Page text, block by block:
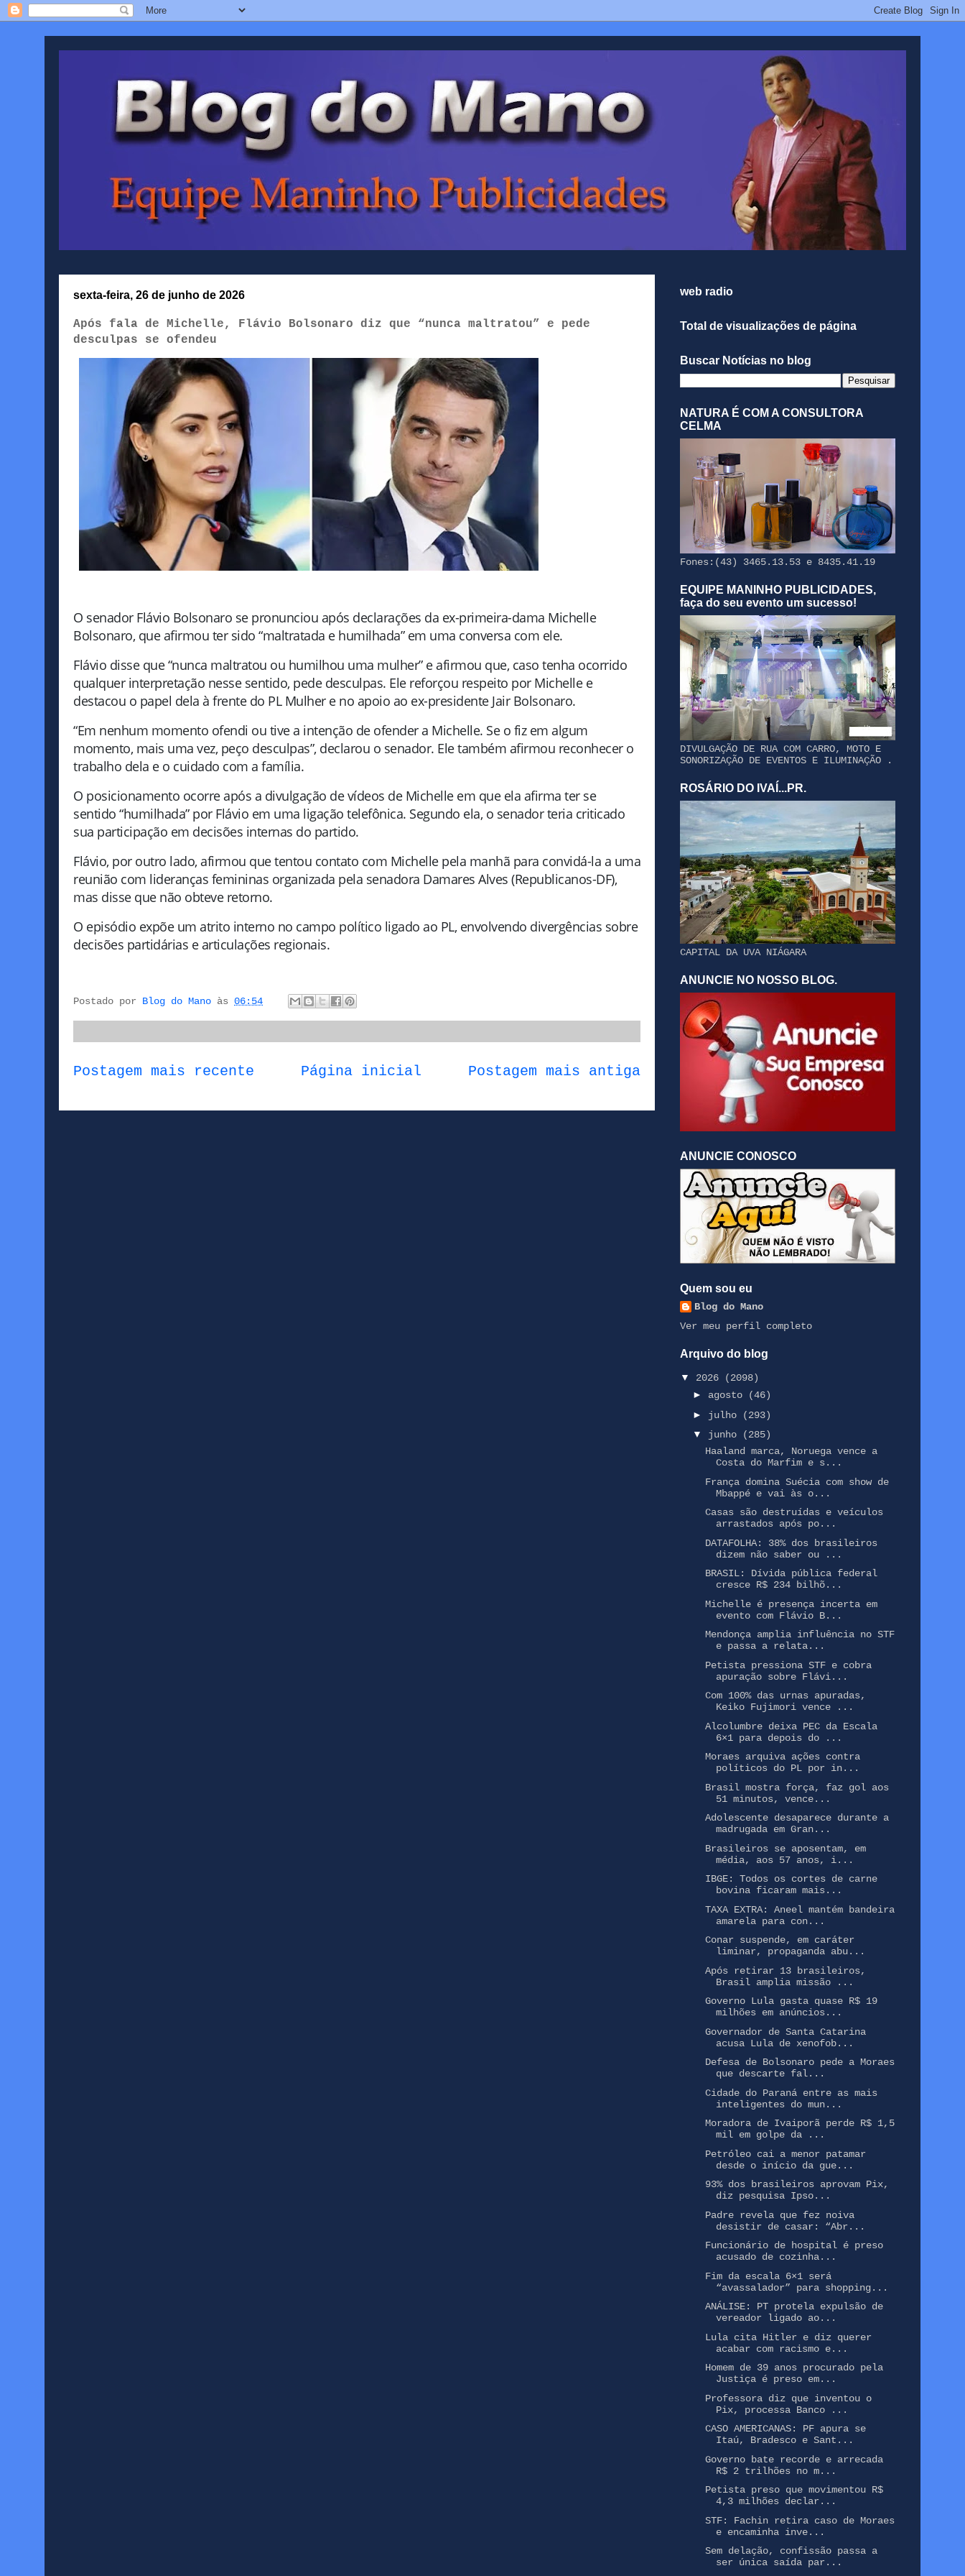
sexta-feira, 26 de junho de 2026
Após fala de Michelle, Flávio Bolsonaro diz que “nunca maltratou” e pede
desculpas se ofendeu
O senador Flávio Bolsonaro se pronunciou após declarações da ex-primeira-dama Michelle
Bolsonaro, que afirmou ter sido “maltratada e humilhada” em uma conversa com ele.
Flávio disse que “nunca maltratou ou humilhou uma mulher” e afirmou que, caso tenha ocorrido
qualquer interpretação nesse sentido, pede desculpas. Ele reforçou respeito por Michelle e
destacou o papel dela à frente do PL Mulher e no apoio ao ex-presidente Jair Bolsonaro.
“Em nenhum momento ofendi ou tive a intenção de ofender a Michelle. Se o fiz em algum
momento, mais uma vez, peço desculpas”, declarou o senador. Ele também afirmou reconhecer o
trabalho dela e o cuidado com a família.
O posicionamento ocorre após a divulgação de vídeos de Michelle em que ela afirma ter se
sentido “humilhada” por Flávio em uma ligação telefônica. Segundo ela, o senador teria criticado
sua participação em decisões internas do partido.
Flávio, por outro lado, afirmou que tentou contato com Michelle pela manhã para convidá-la a uma
reunião com lideranças femininas organizada pela senadora Damares Alves (Republicanos-DF),
mas disse que não obteve retorno.
O episódio expõe um atrito interno no campo político ligado ao PL, envolvendo divergências sobre
decisões partidárias e articulações regionais.
Postado por Blog do Mano às 06:54
Postagem mais recente Postagem mais antiga
Página inicial
web radio
Total de visualizações de página
Buscar Notícias no blog
NATURA É COM A CONSULTORA
CELMA
Fones:(43) 3465.13.53 e 8435.41.19
EQUIPE MANINHO PUBLICIDADES,
faça do seu evento um sucesso!
DIVULGAÇÃO DE RUA COM CARRO, MOTO E
SONORIZAÇÃO DE EVENTOS E ILUMINAÇÃO .
ROSÁRIO DO IVAÍ...PR.
CAPITAL DA UVA NIÁGARA
ANUNCIE NO NOSSO BLOG.
ANUNCIE CONOSCO
Quem sou eu
Blog do Mano
Ver meu perfil completo
Arquivo do blog
▼ 2026
(2098)
► agosto
(46)
► julho
(293)
▼ junho
(285)
Haaland marca, Noruega vence a
Costa do Marfim e s...
França domina Suécia com show de
Mbappé e vai às o...
Casas são destruídas e veículos
arrastados após po...
DATAFOLHA: 38% dos brasileiros
dizem não saber ou ...
BRASIL: Dívida pública federal
cresce R$ 234 bilhõ...
Michelle é presença incerta em
evento com Flávio B...
Mendonça amplia influência no STF
e passa a relata...
Petista pressiona STF e cobra
apuração sobre Flávi...
Com 100% das urnas apuradas,
Keiko Fujimori vence ...
Alcolumbre deixa PEC da Escala
6×1 para depois do ...
Moraes arquiva ações contra
políticos do PL por in...
Brasil mostra força, faz gol aos
51 minutos, vence...
Adolescente desaparece durante a
madrugada em Gran...
Brasileiros se aposentam, em
média, aos 57 anos, i...
IBGE: Todos os cortes de carne
bovina ficaram mais...
TAXA EXTRA: Aneel mantém bandeira
amarela para con...
Conar suspende, em caráter
liminar, propaganda abu...
Após retirar 13 brasileiros,
Brasil amplia missão ...
Governo Lula gasta quase R$ 19
milhões em anúncios...
Governador de Santa Catarina
acusa Lula de xenofob...
Defesa de Bolsonaro pede a Moraes
que descarte fal...
Cidade do Paraná entre as mais
inteligentes do mun...
Moradora de Ivaiporã perde R$ 1,5
mil em golpe da ...
Petróleo cai a menor patamar
desde o início da gue...
93% dos brasileiros aprovam Pix,
diz pesquisa Ipso...
Padre revela que fez noiva
desistir de casar: “Abr...
Funcionário de hospital é preso
acusado de cozinha...
Fim da escala 6×1 será
“avassalador” para shopping...
ANÁLISE: PT protela expulsão de
vereador ligado ao...
Lula cita Hitler e diz querer
acabar com racismo e...
Homem de 39 anos procurado pela
Justiça é preso em...
Professora diz que inventou o
Pix, processa Banco ...
CASO AMERICANAS: PF apura se
Itaú, Bradesco e Sant...
Governo bate recorde e arrecada
R$ 2 trilhões no m...
Petista preso que movimentou R$
4,3 milhões declar...
STF: Fachin retira caso de Moraes
e encaminha inve...
Sem delação, confissão passa a
ser única saída par...